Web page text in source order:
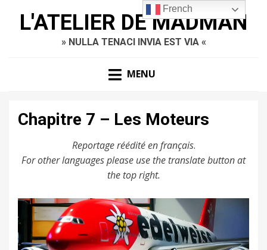
L'ATELIER DE MADMAN
» NULLA TENACI INVIA EST VIA «
MENU
Chapitre 7 – Les Moteurs
Reportage réédité en français.
For other languages please use the translate button at
the top right.
French